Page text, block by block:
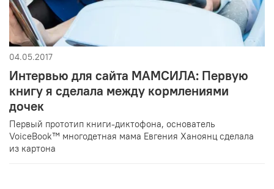
04.05.2017
Интервью для сайта МАМСИЛА: Первую
книгу я сделала между кормлениями
дочек
Первый прототип книги-диктофона, основатель
VoiceBook™ многодетная мама Евгения Ханоянц сделала
из картона